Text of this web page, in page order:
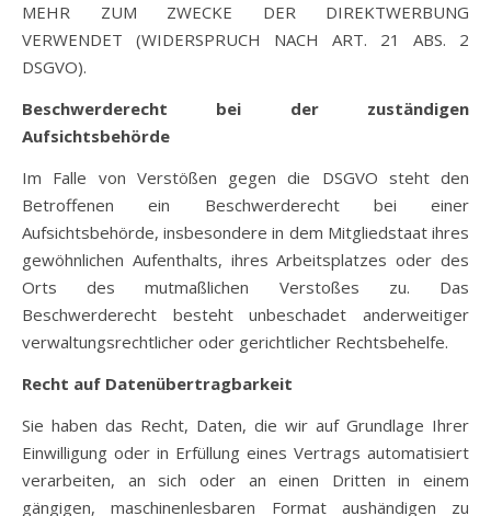
MEHR ZUM ZWECKE DER DIREKTWERBUNG
VERWENDET (WIDERSPRUCH NACH ART. 21 ABS. 2
DSGVO).
Beschwerderecht bei der zuständigen
Aufsichtsbehörde
Im Falle von Verstößen gegen die DSGVO steht den
Betroffenen ein Beschwerderecht bei einer
Aufsichtsbehörde, insbesondere in dem Mitgliedstaat ihres
gewöhnlichen Aufenthalts, ihres Arbeitsplatzes oder des
Orts des mutmaßlichen Verstoßes zu. Das
Beschwerderecht besteht unbeschadet anderweitiger
verwaltungsrechtlicher oder gerichtlicher Rechtsbehelfe.
Recht auf Datenübertragbarkeit
Sie haben das Recht, Daten, die wir auf Grundlage Ihrer
Einwilligung oder in Erfüllung eines Vertrags automatisiert
verarbeiten, an sich oder an einen Dritten in einem
gängigen, maschinenlesbaren Format aushändigen zu